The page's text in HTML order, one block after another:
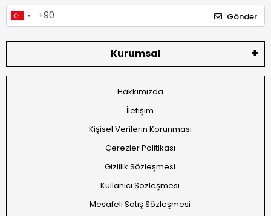
Gönder
Kurumsal
Hakkımızda
İletişim
Kişisel Verilerin Korunması
Çerezler Politikası
Gizlilik Sözleşmesi
Kullanıcı Sözleşmesi
Mesafeli Satış Sözleşmesi